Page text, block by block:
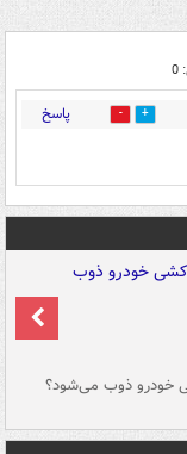
0
0 پاسخ
خودرو ذوب می‌شود؟